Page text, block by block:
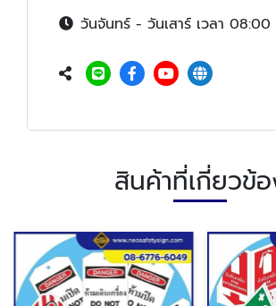
วันจันทร์ - วันเสาร์ เวลา
สินค้าที่เกี่ยวข้